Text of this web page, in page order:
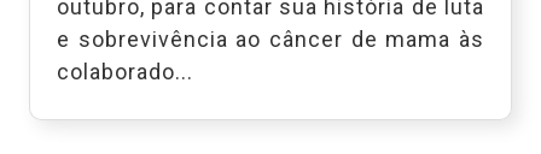
outubro, para contar sua história de luta
e sobrevivência ao câncer de mama às
colaborado...